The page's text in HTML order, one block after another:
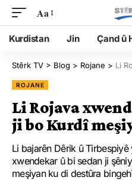
Aa
Kurdistan Jin Çand û
Stêrk TV > Blog > Rojane > Li
ROJANE
Li Rojava
ji bo Kurdî
Li bajarên Dêrik û
xwendekar û bi sedan ji
meşiyan ku di destûra